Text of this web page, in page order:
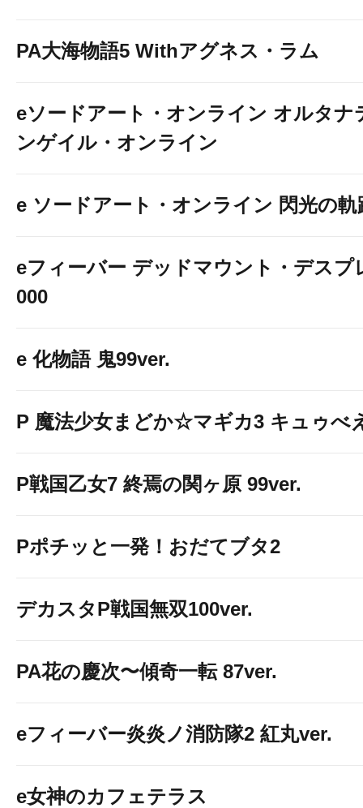
PA大海物語5 Withアグネス・ラム
eソードアート・オンライン オルタナ
ンゲイル・オンライン
e ソードアート・オンライン 閃光の軌
eフィーバー デッドマウント・デスプ
000
e 化物語 鬼99ver.
P 魔法少女まどか☆マギカ3 キュゥべ
P戦国乙女7 終焉の関ヶ原 99ver.
Pポチッと一発！おだてブタ2
デカスタP戦国無双100ver.
PA花の慶次〜傾奇一転 87ver.
eフィーバー炎炎ノ消防隊2 紅丸ver.
e女神のカフェテラス